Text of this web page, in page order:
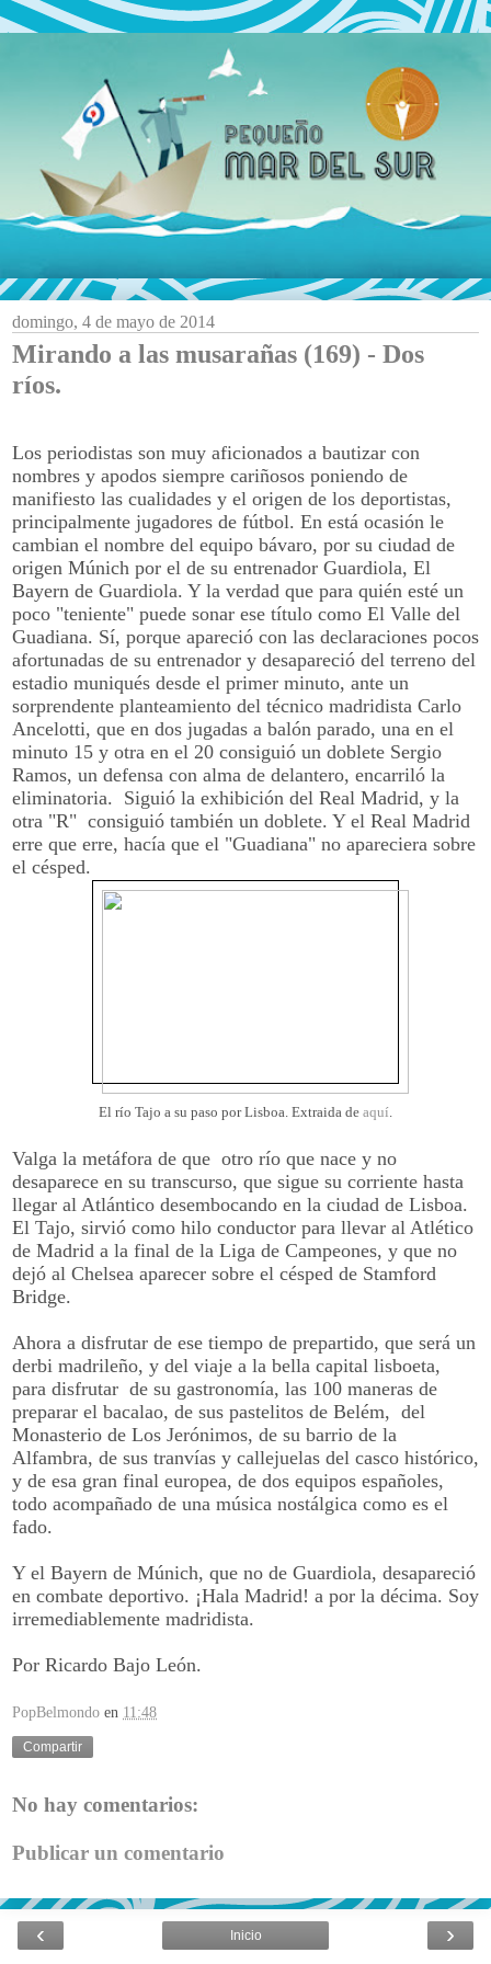
domingo, 4 de mayo de 2014
Mirando a las musarañas (169) - Dos
ríos.
Los periodistas son muy aficionados a bautizar con
nombres y apodos siempre cariñosos poniendo de
manifiesto las cualidades y el origen de los deportistas,
principalmente jugadores de fútbol. En está ocasión le
cambian el nombre del equipo bávaro, por su ciudad de
origen Múnich por el de su entrenador Guardiola, El
Bayern de Guardiola. Y la verdad que para quién esté un
poco "teniente" puede sonar ese título como El Valle del
Guadiana. Sí, porque apareció con las declaraciones pocos
afortunadas de su entrenador y desapareció del terreno del
estadio muniqués desde el primer minuto, ante un
sorprendente planteamiento del técnico madridista Carlo
Ancelotti, que en dos jugadas a balón parado, una en el
minuto 15 y otra en el 20 consiguió un doblete Sergio
Ramos, un defensa con alma de delantero, encarriló la
eliminatoria. Siguió la exhibición del Real Madrid, y la
otra "R" consiguió también un doblete. Y el Real Madrid
erre que erre, hacía que el "Guadiana" no apareciera sobre
el césped.
El río Tajo a su paso por Lisboa. Extraida de aquí
Valga la metáfora de que otro río que nace y no
desaparece en su transcurso, que sigue su corriente hasta
llegar al Atlántico desembocando en la ciudad de Lisboa.
El Tajo, sirvió como hilo conductor para llevar al Atlético
de Madrid a la final de la Liga de Campeones, y que no
dejó al Chelsea aparecer sobre el césped de Stamford
Bridge.
Ahora a disfrutar de ese tiempo de prepartido, que será un
derbi madrileño, y del viaje a la bella capital lisboeta,
para disfrutar de su gastronomía, las 100 maneras de
preparar el bacalao, de sus pastelitos de Belém, del
Monasterio de Los Jerónimos, de su barrio de la
Alfambra, de sus tranvías y callejuelas del casco histórico,
y de esa gran final europea, de dos equipos españoles,
todo acompañado de una música nostálgica como es el
fado.
Y el Bayern de Múnich, que no de Guardiola, desapareció
en combate deportivo. ¡Hala Madrid! a por la décima. Soy
irremediablemente madridista.
Por Ricardo Bajo León.
PopBelmondo en 11:48
Compartir
No hay comentarios:
Publicar un comentario
‹ ›
Inicio